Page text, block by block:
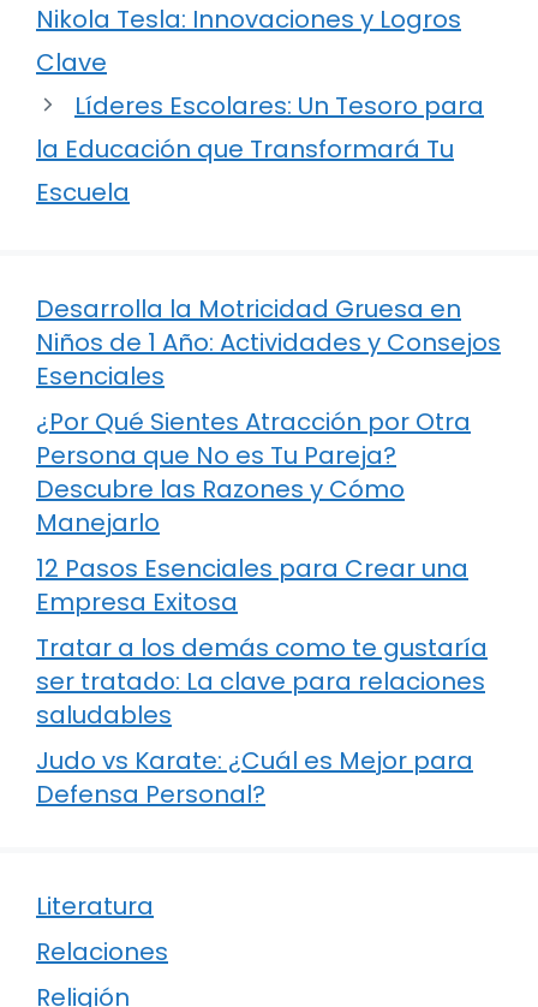
Nikola Tesla: Innovaciones y Logros
Clave
Líderes Escolares: Un Tesoro para
la Educación que Transformará Tu
Escuela
Desarrolla la Motricidad Gruesa en
Niños de 1 Año: Actividades y Consejos
Esenciales
¿Por Qué Sientes Atracción por Otra
Persona que No es Tu Pareja?
Descubre las Razones y Cómo
Manejarlo
12 Pasos Esenciales para Crear una
Empresa Exitosa
Tratar a los demás como te gustaría
ser tratado: La clave para relaciones
saludables
Judo vs Karate: ¿Cuál es Mejor para
Defensa Personal?
Literatura
Relaciones
Religión